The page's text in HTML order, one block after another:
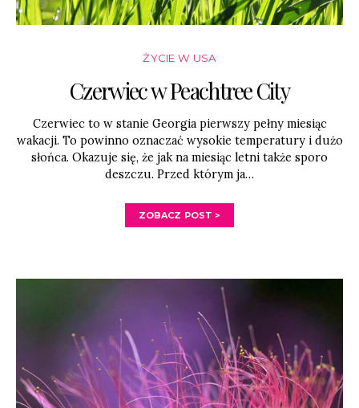
ŻYCIE W USA
Czerwiec w Peachtree City
Czerwiec to w stanie Georgia pierwszy pełny miesiąc
wakacji. To powinno oznaczać wysokie temperatury i dużo
słońca. Okazuje się, że jak na miesiąc letni także sporo
deszczu. Przed którym ja…
ZOBACZ POST >